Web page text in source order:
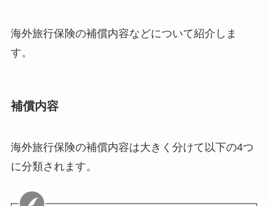
海外旅行保険の補償内容などについて紹介しま
す。
補償内容
海外旅行保険の補償内容は大きく分けて以下の4つ
に分類されます。